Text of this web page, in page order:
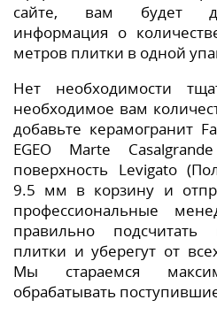
сайте, вам будет
информация о
метров плитки в одной
Нет необходимости
необходимое вам
добавьте керамогранит
EGEO Marte
поверхность Levigato
9.5 мм в корзину и
профессиональные
правильно подсчитать
плитки и уберегут от
Мы стараемся
обрабатывать